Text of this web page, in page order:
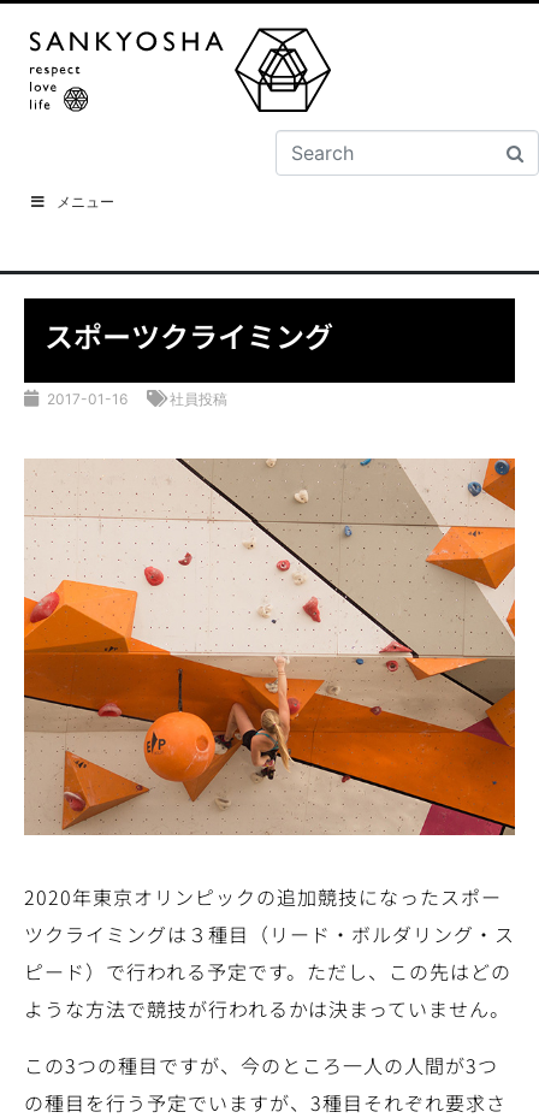
メニュー
スポーツクライミング
2017-01-16 社員投稿
2020年東京オリンピックの追加競技になったスポー
ツクライミングは３種目（リード・ボルダリング・ス
ピード）で行われる予定です。ただし、この先はどの
ような方法で競技が行われるかは決まっていません。
この3つの種目ですが、今のところ一人の人間が3つ
の種目を行う予定でいますが、3種目それぞれ要求さ